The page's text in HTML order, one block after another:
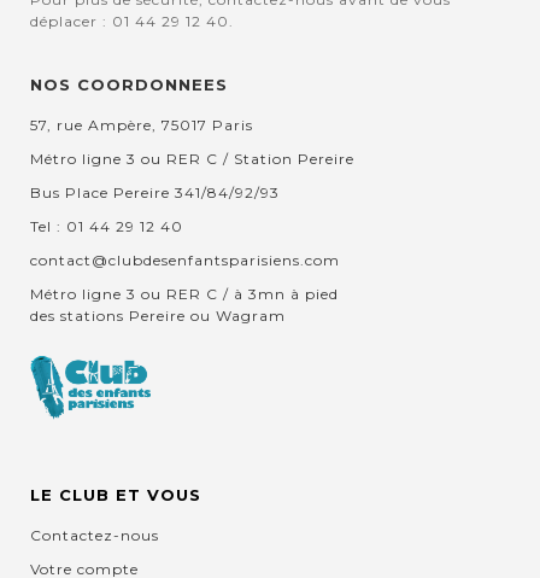
déplacer : 01 44 29 12 40.
NOS COORDONNEES
57, rue Ampère, 75017 Paris
Métro ligne 3 ou RER C / Station Pereire
Bus Place Pereire 341/84/92/93
Tel : 01 44 29 12 40
contact@clubdesenfantsparisiens.com
Métro ligne 3 ou RER C / à 3mn à pied
des stations Pereire ou Wagram
LE CLUB ET VOUS
Contactez-nous
Votre compte